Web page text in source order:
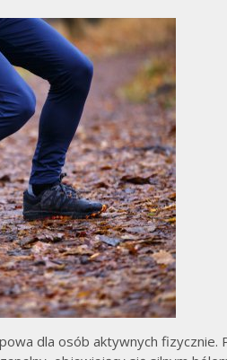
dla osób aktywnych